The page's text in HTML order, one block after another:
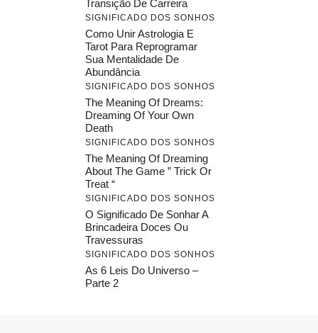
Transição De Carreira
SIGNIFICADO DOS SONHOS
Como Unir Astrologia E
Tarot Para Reprogramar
Sua Mentalidade De
Abundância
SIGNIFICADO DOS SONHOS
The Meaning Of Dreams:
Dreaming Of Your Own
Death
SIGNIFICADO DOS SONHOS
The Meaning Of Dreaming
About The Game ” Trick Or
Treat “
SIGNIFICADO DOS SONHOS
O Significado De Sonhar A
Brincadeira Doces Ou
Travessuras
SIGNIFICADO DOS SONHOS
As 6 Leis Do Universo –
Parte 2